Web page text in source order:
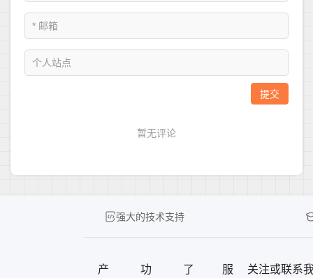
强大的技术支持
产
功
了
服
关注或联系